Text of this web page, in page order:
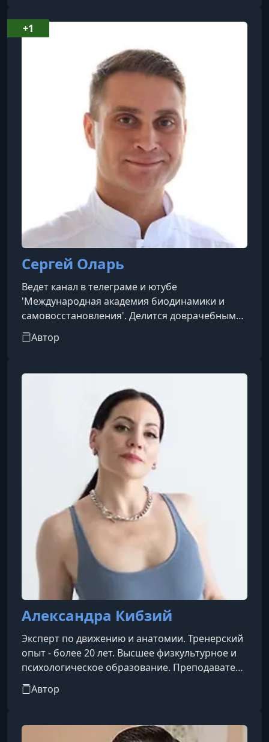
спорта по лёгкой атлетике, имеет высшее
образование в области физической культуры и
множество курсов повышения квалификации.
Сертифицированный тренер по системе,
одобренной Pilates Method Alliance
(организация, регулирующая метод Пил
Сергей Оларь
Ведет канал в телеграме и ютубе
'Международная академия биодинамики и
самовосстановления'. Делится доврачебными
методами исцеления
Автор
+1
Александра Кибзий
Эксперт по движению и анатомии. Тренерский
опыт - более 20 лет. Высшее физкультурное и
психологическое образование. Преподаватель
центра ПРАКТИКА, швейцарской школы Art of
Motion, Franklin Method, Polestar Pilates.
Научный редактор книги "Локомоции
Автор